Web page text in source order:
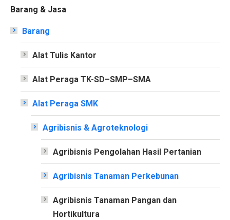
Barang & Jasa
Barang
Alat Tulis Kantor
Alat Peraga TK-SD–SMP–SMA
Alat Peraga SMK
Agribisnis & Agroteknologi
Agribisnis Pengolahan Hasil Pertanian
Agribisnis Tanaman Perkebunan
Agribisnis Tanaman Pangan dan
Hortikultura